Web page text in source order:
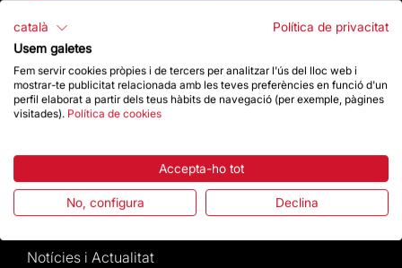
Destacats
La Fundació
Normativa i condicions de compra
Notícies i Actualitat
català
Política de privacitat
Usem galetes
Fem servir cookies pròpies i de tercers per analitzar l'ús del lloc web i
mostrar-te publicitat relacionada amb les teves preferències en funció d'un
perfil elaborat a partir dels teus hàbits de navegació (per exemple, pàgines
visitades). Política de cookies
Accepta-ho tot
No, configura Declina